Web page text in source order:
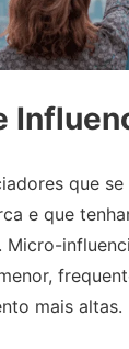
que
e que
Micro-
mais altas.